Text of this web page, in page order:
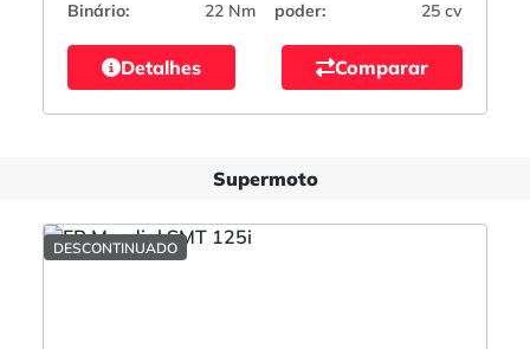
Binário:
22 Nm poder: 25 cv
Detalhes Comparar
Supermoto
DESCONTINUADO